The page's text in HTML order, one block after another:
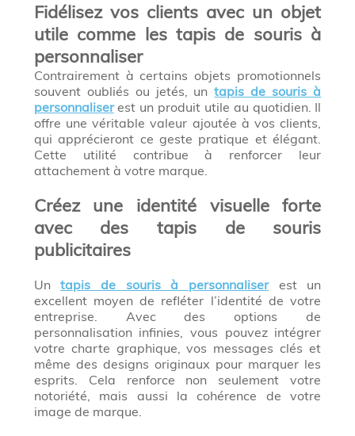
Fidélisez vos clients avec un objet
utile comme les tapis de souris à
personnaliser
Contrairement à certains objets promotionnels
souvent oubliés ou jetés, untapis de souris à
personnaliserest un produit utile au quotidien. Il
offre une véritable valeur ajoutée à vos clients,
qui apprécieront ce geste pratique et élégant.
Cette utilité contribue à renforcer leur
attachement à votre marque.
Créez une identité visuelle forte
avec des tapis de souris
publicitaires
Untapis de souris à personnaliserest un
excellent moyen de refléter l’identité de votre
entreprise. Avec des options de
personnalisation infinies, vous pouvez intégrer
votre charte graphique, vos messages clés et
même des designs originaux pour marquer les
esprits. Cela renforce non seulement votre
notoriété, mais aussi la cohérence de votre
image de marque.